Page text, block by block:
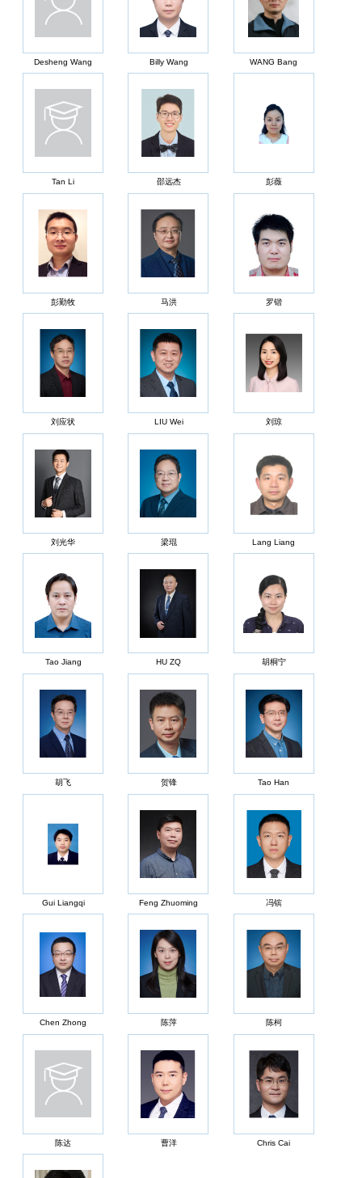
Desheng Wang Billy Wang WANG Bang
Tan Li 邵远杰 彭薇
彭勤牧 马洪 罗锴
刘应状 LIU Wei 刘琼
刘光华 梁琨 Lang Liang
Tao Jiang HU ZQ 胡桐宁
胡飞 贺锋 Tao Han
Gui Liangqi Feng Zhuoming 冯镔
Chen Zhong 陈萍 陈柯
陈达 曹洋 Chris Cai